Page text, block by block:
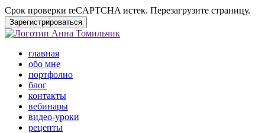
Срок проверки reCAPTCHA истек. Перезагрузите страницу.
Зарегистрироваться
главная
обо мне
портфолио
блог
контакты
вебинары
видео-уроки
рецепты